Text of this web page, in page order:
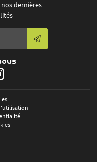
dernières